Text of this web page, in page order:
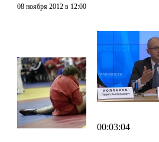
08 ноября 2012 в 12:00
00:03:04